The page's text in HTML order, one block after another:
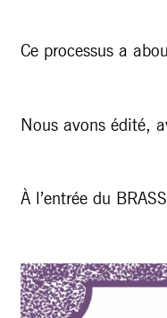
Ce processus a
Nous avons édité,
À l’entrée du